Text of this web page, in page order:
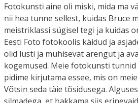
Fotokunsti aine oli miski, mida ma
nii hea tunne sellest, kuidas Bruce
meistriklassi sügisel tegi ja kuidas
Eesti Foto fotokoolis käidud ja
olid lusti ja mühisevat arengut ja
kogemused. Meie fotokunsti tunnid
pidime kirjutama essee, mis on
Võtsin seda täie tõsidusega.